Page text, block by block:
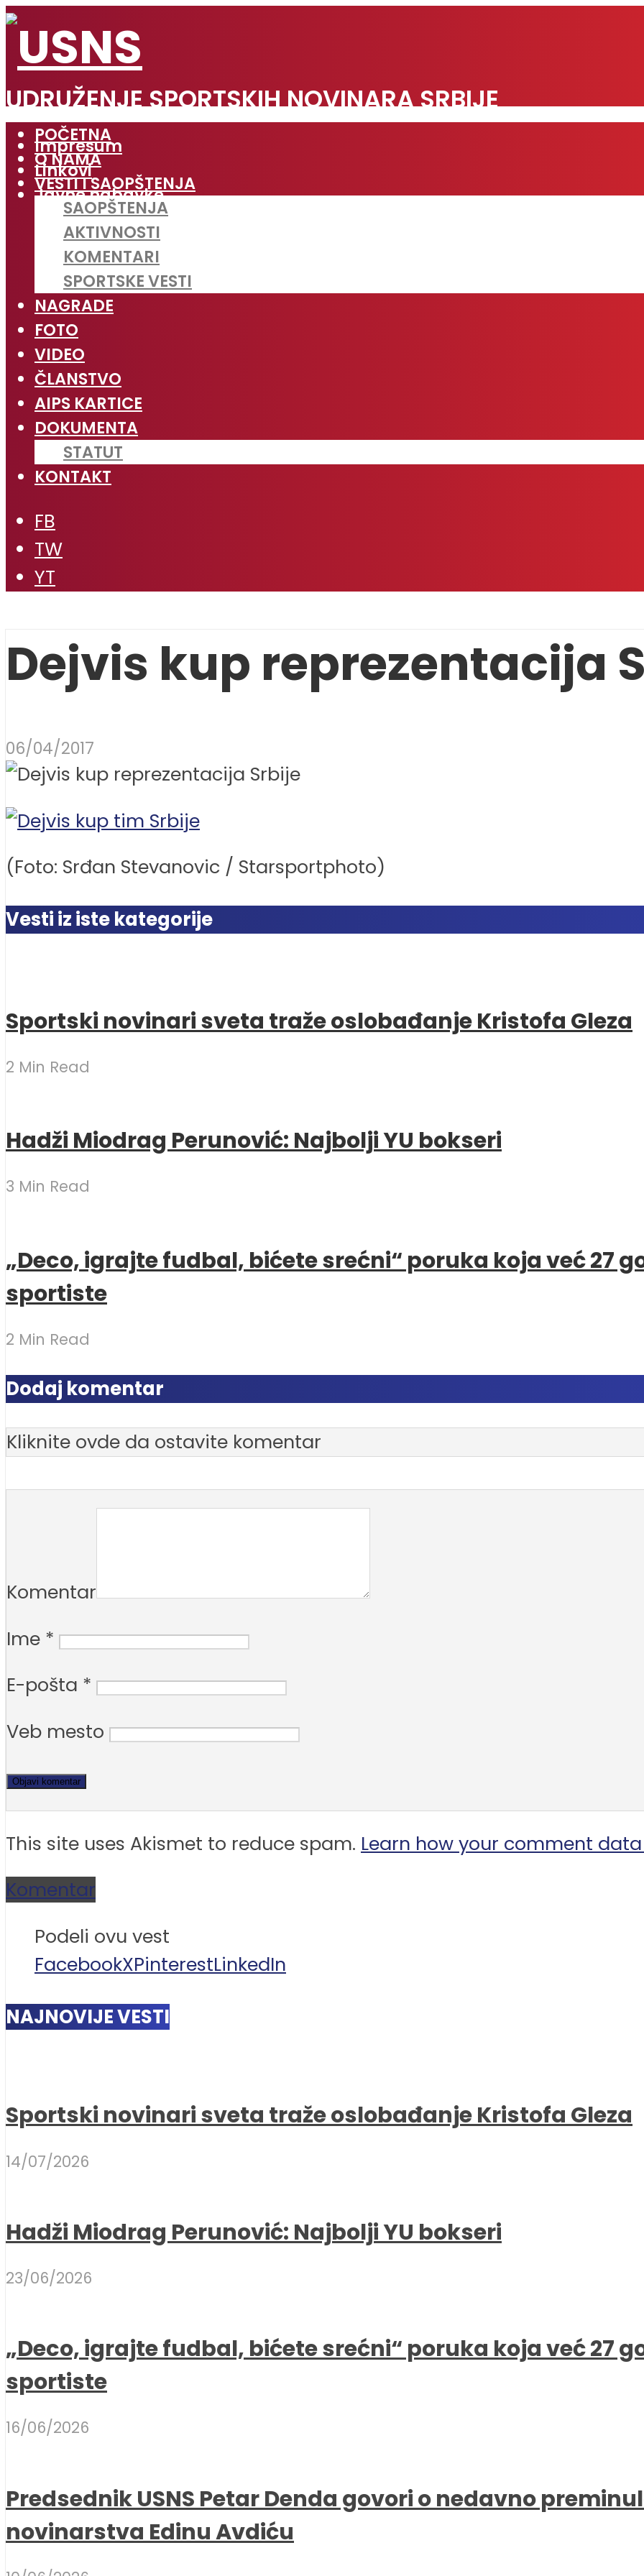
UDRUŽENJE SPORTSKIH NOVINARA SRBIJE
Impresum
Linkovi
Javne nabavke
POČETNA
O NAMA
VESTI I SAOPŠTENJA
SAOPŠTENJA
AKTIVNOSTI
KOMENTARI
SPORTSKE VESTI
NAGRADE
FOTO
VIDEO
ČLANSTVO
AIPS KARTICE
DOKUMENTA
STATUT
KONTAKT
FB
TW
YT
Dejvis kup reprezentacija
06/04/2017
(Foto: Srđan Stevanovic / Starsportphoto)
Vesti iz iste kategorije
Sportski novinari sveta traže oslobađanje Kristofa Gleza
2 Min Read
Hadži Miodrag Perunović: Najbolji YU bokseri
3 Min Read
„Deco, igrajte fudbal, bićete srećni“ poruka koja već 27
sportiste
2 Min Read
Dodaj komentar
Kliknite ovde da ostavite komentar
Komentar
Ime *
E-pošta *
Veb mesto
This site uses Akismet to reduce spam. Learn how your comment
Komentar
Podeli ovu vest
FacebookXPinterestLinkedIn
NAJNOVIJE VESTI
Sportski novinari sveta traže oslobađanje Kristofa Gleza
14/07/2026
Hadži Miodrag Perunović: Najbolji YU bokseri
23/06/2026
„Deco, igrajte fudbal, bićete srećni“ poruka koja već 27
sportiste
16/06/2026
Predsednik USNS Petar Denda govori o nedavno
novinarstva Edinu Avdiću